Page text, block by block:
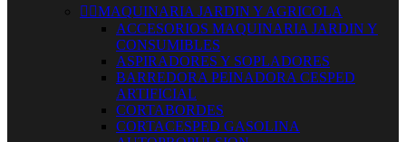
 MAQUINARIA JARDIN Y AGRICOLA
ACCESORIOS MAQUINARIA JARDIN Y
CONSUMIBLES
ASPIRADORES Y SOPLADORES
BARREDORA PEINADORA CESPED
ARTIFICIAL
CORTABORDES
CORTACESPED GASOLINA